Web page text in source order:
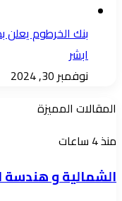
بنك الخرطوم يعلن
ابشر
نوفمبر 30, 2024
المقالات المميزة
الشمالية
هندسة
منذ 4 ساعات
الشمالية و هندسة